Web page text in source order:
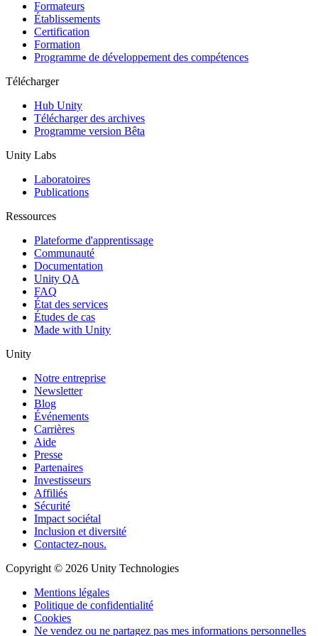
Jeux XR
Lancez des jeux XR sur plusieurs plateformes
Jeux multijoueur
Simplifiez le développement de jeux multijoueurs
Formateurs
Établissements
Certification
Formation
Programme de développement des compétences
Télécharger
Hub Unity
Télécharger des archives
Programme version Bêta
Unity Labs
Laboratoires
Publications
Ressources
Plateforme d'apprentissage
Communauté
Documentation
Unity QA
FAQ
État des services
Études de cas
Made with Unity
Unity
Notre entreprise
Newsletter
Blog
Événements
Carrières
Aide
Presse
Partenaires
Investisseurs
Affiliés
Sécurité
Impact sociétal
Inclusion et diversité
Contactez-nous.
Copyright © 2026 Unity Technologies
Mentions légales
Politique de confidentialité
Cookies
Ne vendez ou ne partagez pas mes informations personnelles